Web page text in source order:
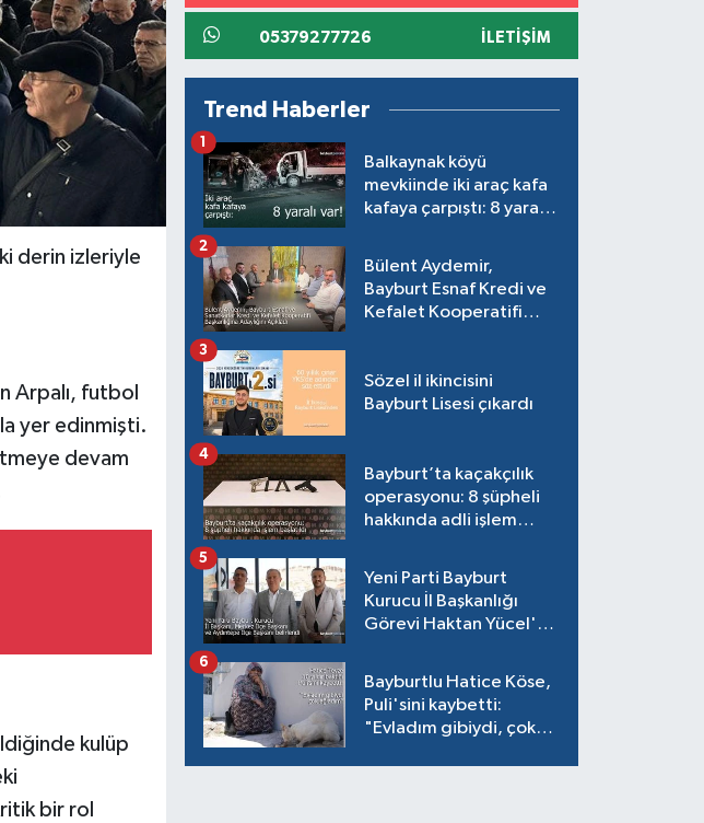
derin izleriyle
Arpalı, futbol
yer edinmişti.
devam
kulüp
bir rol
05379277726 İLETIŞIM
Trend Haberler
Balkaynak köyü
mevkiinde iki araç kafa
kafaya çarpıştı: 8 yaralı
1
Bülent Aydemir,
Bayburt Esnaf Kredi ve
Kefalet Kooperatifi
2
Sözel il ikincisini
Bayburt Lisesi çıkardı
3
Bayburt’ta kaçakçılık
operasyonu: 8 şüpheli
hakkında adli işlem
4
Yeni Parti Bayburt
Kurucu İl Başkanlığı
Görevi Haktan Yücel'e
5
Bayburtlu Hatice Köse,
Puli'sini kaybetti:
"Evladım gibiydi, çok
6